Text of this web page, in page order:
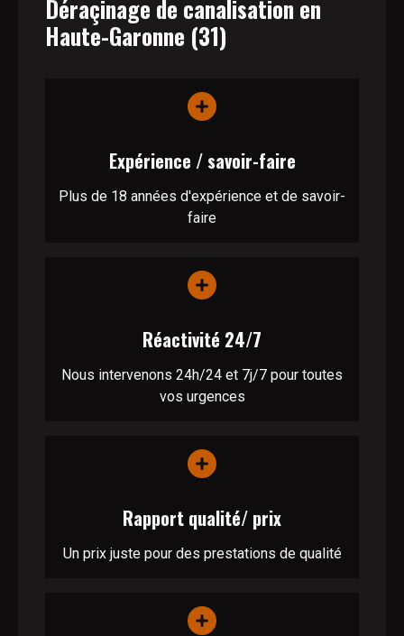
Déraçinage de canalisation en
Haute-Garonne (31)
Expérience / savoir-faire
Plus de 18 années d'expérience et de savoir-
faire
Réactivité 24/7
Nous intervenons 24h/24 et 7j/7 pour toutes
vos urgences
Rapport qualité/ prix
Un prix juste pour des prestations de qualité